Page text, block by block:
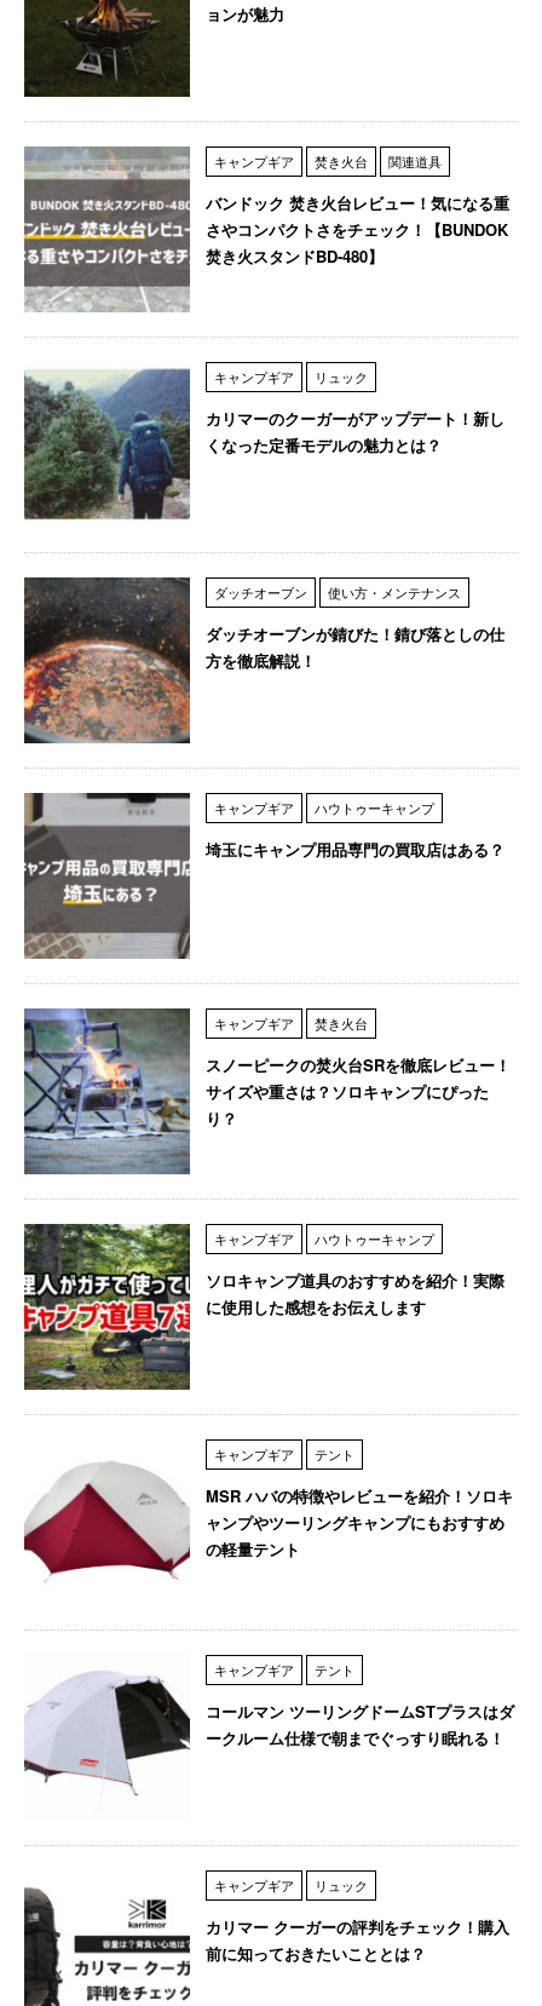
ョンが魅力
キャンプギア 焚き火台 関連道具
バンドック 焚き火台レビュー！気になる重
さやコンパクトさをチェック！【BUNDOK
焚き火スタンドBD-480】
キャンプギア リュック
カリマーのクーガーがアップデート！新し
くなった定番モデルの魅力とは？
ダッチオーブン 使い方・メンテナンス
ダッチオーブンが錆びた！錆び落としの仕
方を徹底解説！
キャンプギア ハウトゥーキャンプ
埼玉にキャンプ用品専門の買取店はある？
キャンプギア 焚き火台
スノーピークの焚火台SRを徹底レビュー！
サイズや重さは？ソロキャンプにぴった
り？
キャンプギア ハウトゥーキャンプ
ソロキャンプ道具のおすすめを紹介！実際
に使用した感想をお伝えします
キャンプギア テント
MSR ハバの特徴やレビューを紹介！ソロキ
ャンプやツーリングキャンプにもおすすめ
の軽量テント
キャンプギア テント
コールマン ツーリングドームSTプラスはダ
ークルーム仕様で朝までぐっすり眠れる！
キャンプギア リュック
カリマー クーガーの評判をチェック！購入
前に知っておきたいこととは？